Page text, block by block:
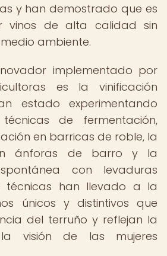
y han demostrado que es
vinos de alta calidad sin
ambiente.
implementado por
es la vinificación
estado experimentando
de fermentación,
en barricas de roble, la
ánforas de barro y la
con levaduras
técnicas han llevado a la
únicos y distintivos que
del terruño y reflejan la
visión de las mujeres